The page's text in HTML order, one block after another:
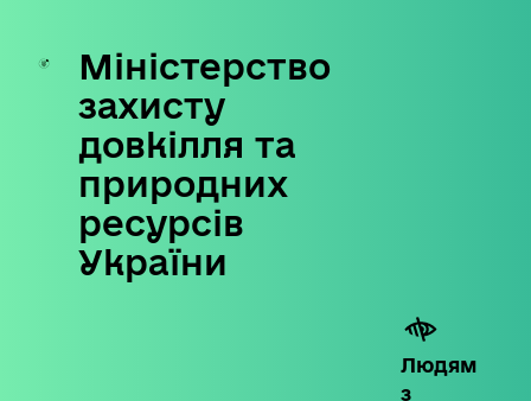
Skip
content
Міністерство
захисту
довкілля та
природних
ресурсів
України
Людям
з